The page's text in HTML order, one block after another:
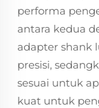
performa
antara kedua
adapter shank
presisi,
sesuai untuk
kuat untuk